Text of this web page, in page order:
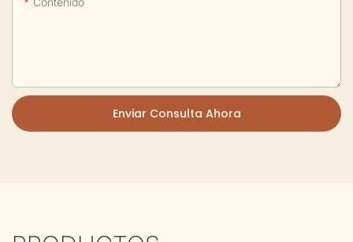
Enviar Consulta Ahora